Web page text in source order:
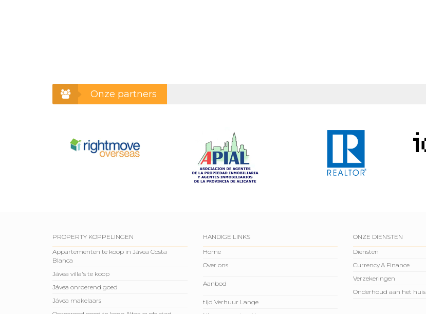
Onze partners
PROPERTY KOPPELINGEN
Appartementen te koop in Jávea Costa
Blanca
Jávea villa's te koop
Jávea onroerend goed
Jávea makelaars
HANDIGE LINKS
Home
Over ons
Aanbod
tijd Verhuur Lange
ONZE DIENSTEN
Diensten
Currency & Finance
Verzekeringen
Onderhoud aan het huis